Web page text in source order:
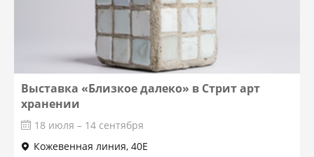
Выставка «Близкое далеко» в Стрит арт
хранении
18 июля – 14 сентября
Кожевенная линия, 40Е